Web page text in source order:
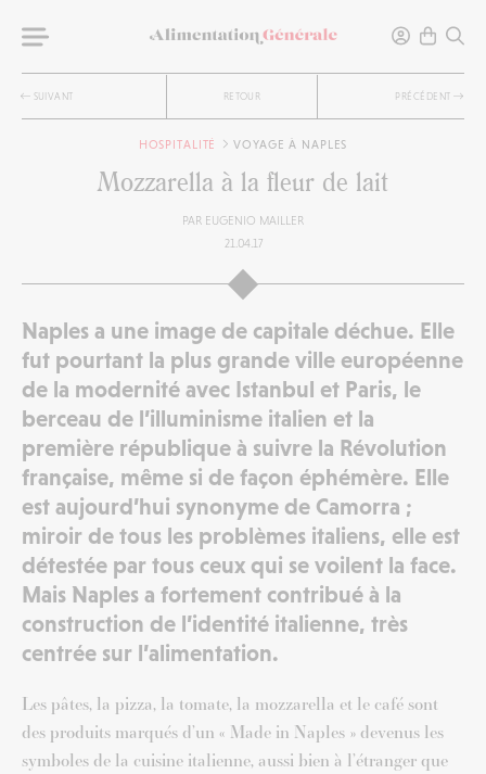
SUIVANT RETOUR PRÉCÉDENT
HOSPITALITÉ VOYAGE À NAPLES
Mozzarella à la fleur de lait
PAR EUGENIO MAILLER
21.04.17
Naples a une image de capitale déchue. Elle
fut pourtant la plus grande ville européenne
de la modernité avec Istanbul et Paris, le
berceau de l’illuminisme italien et la
première république à suivre la Révolution
française, même si de façon éphémère. Elle
est aujourd’hui synonyme de Camorra ;
miroir de tous les problèmes italiens, elle est
détestée par tous ceux qui se voilent la face.
Mais Naples a fortement contribué à la
construction de l’identité italienne, très
centrée sur l’alimentation.
Les pâtes, la pizza, la tomate, la mozzarella et le café sont
des produits marqués d’un « Made in Naples » devenus les
symboles de la cuisine italienne, aussi bien à l’étranger que